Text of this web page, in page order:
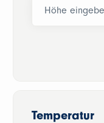
Temperatur